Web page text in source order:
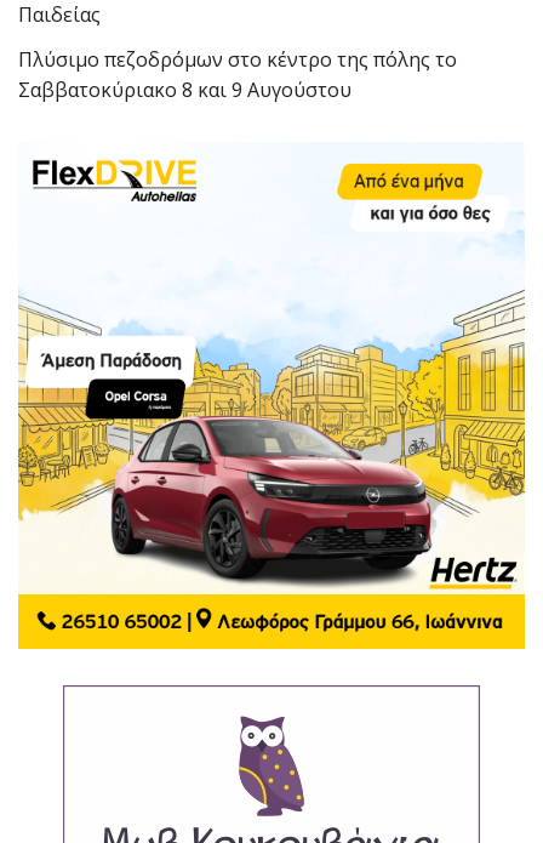
Παιδείας
Πλύσιμο πεζοδρόμων στο κέντρο της πόλης το
Σαββατοκύριακο 8 και 9 Αυγούστου